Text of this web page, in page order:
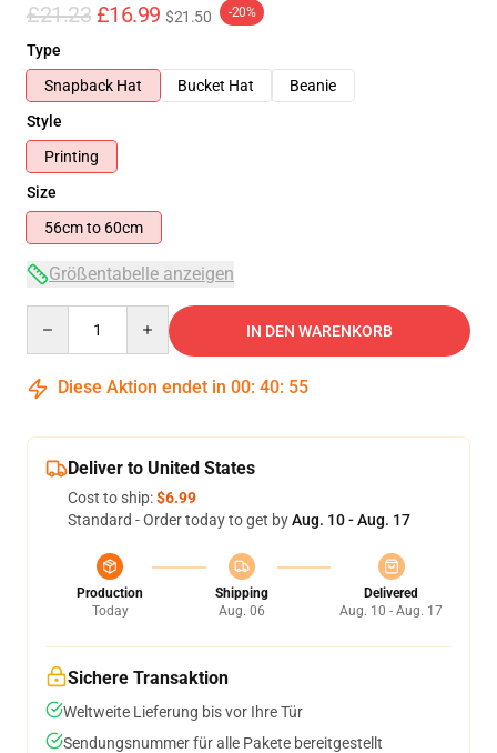
£21.23 £16.99 $21.50 -20%
Type
Snapback Hat
Bucket Hat
Beanie
Style
Printing
Size
56cm to 60cm
Größentabelle anzeigen
IN DEN WARENKORB
Diese Aktion endet in 00: 40: 55
Deliver to United States
Cost to ship:$6.99
Standard - Order today to get byAug. 10 - Aug. 17
Production
Today
Shipping
Aug. 06
Delivered
Aug. 10 - Aug. 17
Sichere Transaktion
Weltweite Lieferung bis vor Ihre Tür
Sendungsnummer für alle Pakete bereitgestellt